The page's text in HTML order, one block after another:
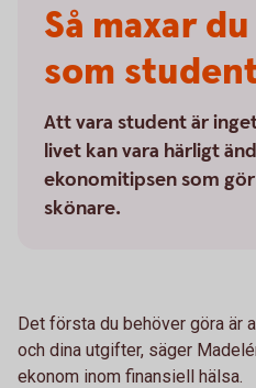
Så maxar
som
Att vara student är
livet kan vara härligt
ekonomitipsen som
skönare.
Det första du behöver göra är
och dina utgifter, säger
ekonom inom finansiell hälsa.